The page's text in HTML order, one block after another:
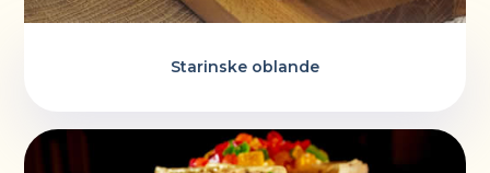
Starinske oblande